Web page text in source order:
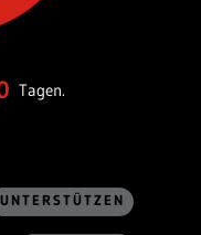
Tagen.
UNTERSTÜTZEN